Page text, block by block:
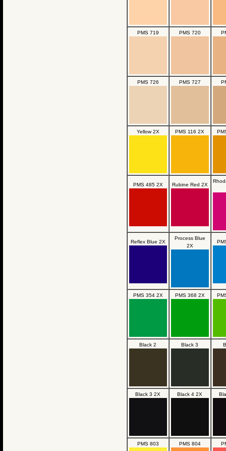
PMS 719 PMS 720
PMS 726 PMS 727
Yellow 2X PMS 116 2X
PMS 485 2X Rubine Red 2X
Reflex Blue 2X
Process Blue
2X
PMS 354 2X PMS 368 2X
Black 2 Black 3
Black 3 2X Black 4 2X
PMS 803 PMS 804